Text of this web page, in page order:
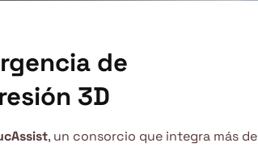
de
3D
, un consorcio que integra más de